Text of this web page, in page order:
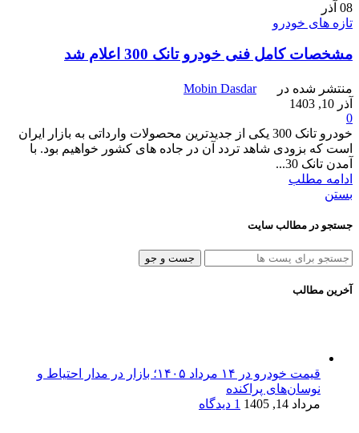
08 آذر
تازه های خودرو
مشخصات کامل فنی خودرو تانک 300 اعلام شد
منتشر شده در
Mobin Dasdar
آذر 10, 1403
0
خودرو تانک 300 یکی از جدیدترین محصولات وارداتی به بازار ایران
است که بزودی شاهد تردد آن در جاده های کشور خواهیم بود. با
آمدن تانک 30...
ادامه مطلب
بستن
جستجو در مطالب سایت
جست و جو
آخرین مطالب
قیمت خودرو در ۱۴ مرداد ۱۴۰۵؛ بازار در مدار احتیاط و
نوسان‌های پراکنده
مرداد 14, 1405
1 دیدگاه